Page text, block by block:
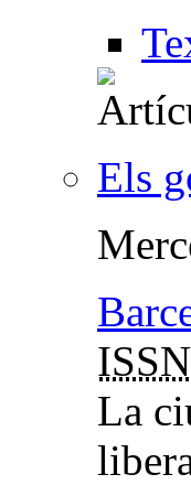
Els
ISSN
La